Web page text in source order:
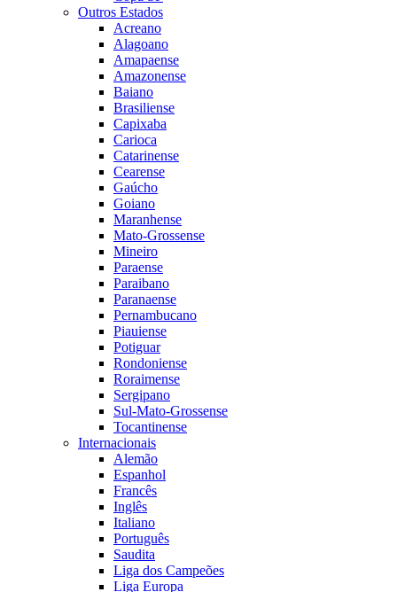
Outros Estados
Acreano
Alagoano
Amapaense
Amazonense
Baiano
Brasiliense
Capixaba
Carioca
Catarinense
Cearense
Gaúcho
Goiano
Maranhense
Mato-Grossense
Mineiro
Paraense
Paraibano
Paranaense
Pernambucano
Piauiense
Potiguar
Rondoniense
Roraimense
Sergipano
Sul-Mato-Grossense
Tocantinense
Internacionais
Alemão
Espanhol
Francês
Inglês
Italiano
Português
Saudita
Liga dos Campeões
Liga Europa